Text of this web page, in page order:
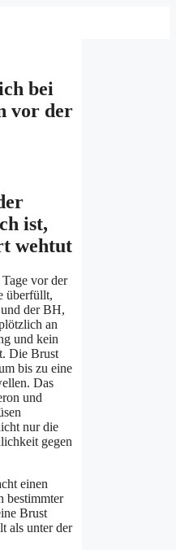
bei
vor der
ist,
wehtut
vor der
überfüllt,
der BH,
an
und kein
Die Brust
bis zu eine
Das
und
nur die
gegen
einen
bestimmter
Brust
als unter der